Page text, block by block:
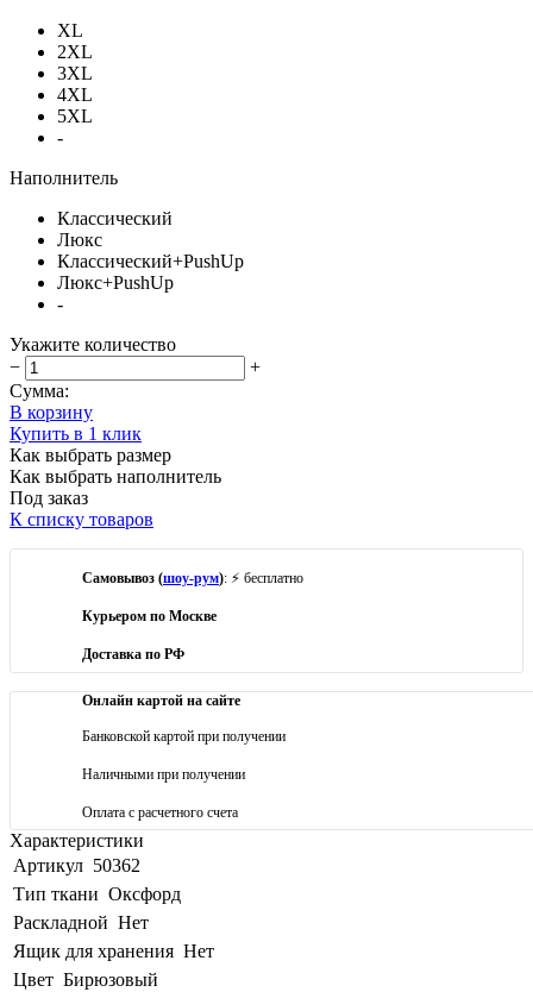
XL
2XL
3XL
4XL
5XL
-
Наполнитель
Классический
Люкс
Классический+PushUp
Люкс+PushUp
-
Укажите количество
−
+
Сумма:
В корзину
Купить в 1 клик
Как выбрать размер
Как выбрать наполнитель
Под заказ
К списку товаров
Самовывоз (шоу-рум): ⚡ бесплатно
Курьером по Москве
Доставка по РФ
Онлайн картой на сайте
Банковской картой при получении
Наличными при получении
Оплата с расчетного счета
Характеристики
Артикул 50362
Тип ткани Оксфорд
Раскладной Нет
Ящик для хранения Нет
Цвет Бирюзовый